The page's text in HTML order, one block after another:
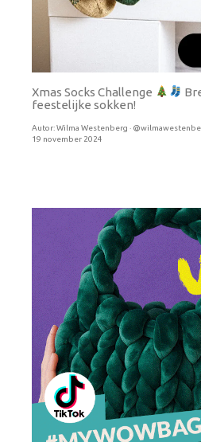
Xmas Socks Challenge
feestelijke sokken!
Autor:Wilma Westenberg ·
19 november 2024